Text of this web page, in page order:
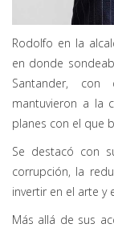
Rodolfo en la
en donde
Santander, con
mantuvieron a la
planes con el que
Se destacó con
corrupción, la
invertir en el arte y
Más allá de sus